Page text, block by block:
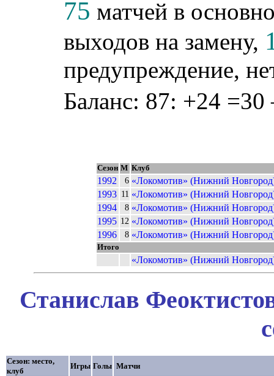
75 матчей в
выходов на замену,
предупреждение,
Баланс: 87: +24 =30
Сезон М Клуб
1992 6 «Локомотив» (Нижний
1993 11 «Локомотив» (Нижний
1994
8 «Локомотив» (Нижний
1995 12 «Локомотив» (Нижний
1996
8 «Локомотив» (Нижний
Итого
«Локомотив» (Нижний
Станислав
Сезон: место,
клуб
Игры Голы Матчи